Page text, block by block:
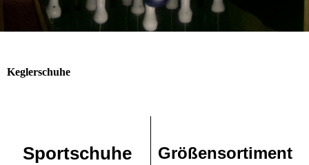
Keglerschuhe
Sportschuhe Größensortiment